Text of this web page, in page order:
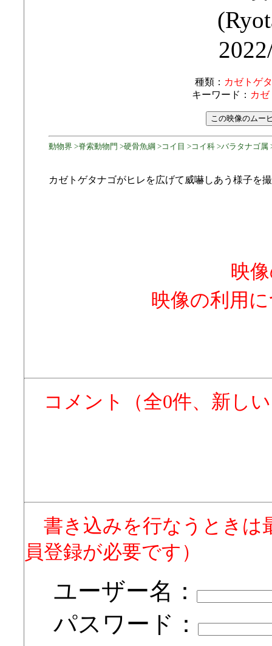
種類： カゼトゲ
キーワード： カ
動物界 >脊索動物門 >硬骨魚綱 >コイ目 >コイ科 >バラタナゴ属
カゼトゲタナゴがヒレを広げて威嚇しあう様子を
映
映像の利用
コメント（全0件、新し
書き込みを行なうときは
員登録が必要です）
ユーザー名：
パスワード：